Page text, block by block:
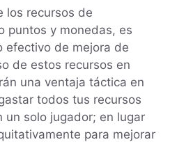
los recursos de
puntos y monedas, es
efectivo de mejora de
de estos recursos en
una ventaja táctica en
todos tus recursos
un solo jugador; en lugar
para mejorar